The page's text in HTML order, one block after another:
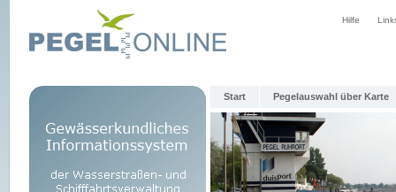
Hilfe
Start Pegelauswahl über Karte